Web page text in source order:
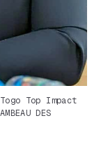
Top Impact
DES